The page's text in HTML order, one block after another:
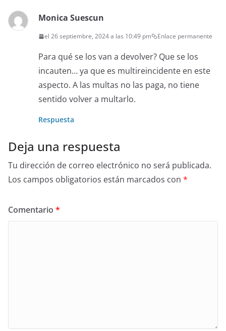
Monica Suescun
el 26 septiembre, 2024 a las 10:49 pm Enlace permanente
Para qué se los van a devolver? Que se los
incauten… ya que es multireincidente en este
aspecto. A las multas no las paga, no tiene
sentido volver a multarlo.
Respuesta
Deja una respuesta
Tu dirección de correo electrónico no será publicada.
Los campos obligatorios están marcados con *
Comentario *